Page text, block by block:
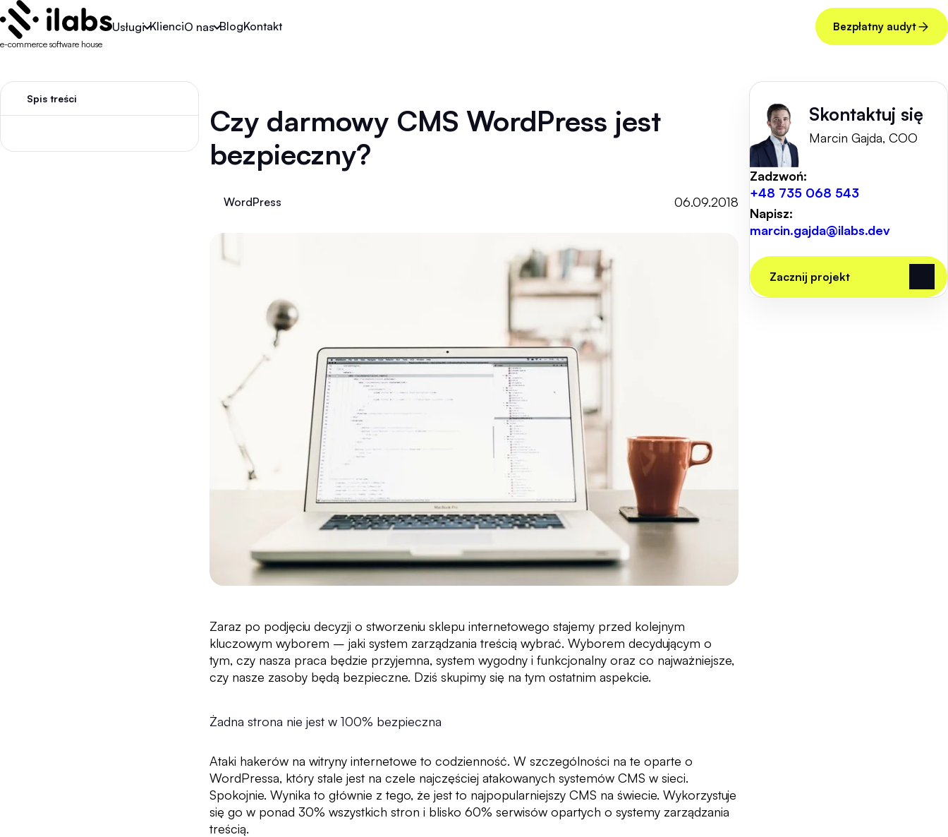
e-commerce software house
Usługi KlienciO nas BlogKontakt Bezpłatny audyt
Spis treści
Czy darmowy CMS WordPress jest
bezpieczny?
WordPress 06.09.2018
Zaraz po podjęciu decyzji o stworzeniu sklepu internetowego stajemy przed kolejnym
kluczowym wyborem –jaki system zarządzania treścią wybrać. Wyborem decydującym o
tym, czy nasza praca będzie przyjemna, system wygodny i funkcjonalny oraz co najważniejsze,
czy nasze zasoby będą bezpieczne. Dziś skupimy się na tym ostatnim aspekcie.
Żadna strona nie jest w 100% bezpieczna
Ataki hakerów na witryny internetowe to codzienność. W szczególności na te oparte o
WordPressa, który stale jest na czele najczęściej atakowanych systemów CMS w sieci.
Spokojnie. Wynika to głównie z tego, że jest to najpopularniejszy CMS na świecie. Wykorzystuje
się go w ponad 30% wszystkich stron i blisko 60% serwisów opartych o systemy zarządzania
treścią.
Skontaktuj się
Marcin Gajda, COO
Zadzwoń:
+48 735 068 543
Napisz:
marcin.gajda@ilabs.dev
Zacznij projekt